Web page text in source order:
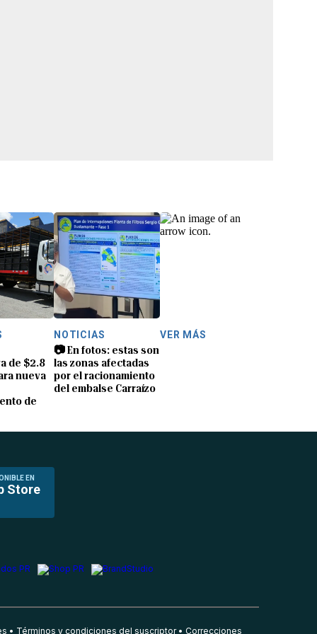
de $2.8
nueva
de
NOTICIAS
📷 En fotos: estas son
las zonas afectadas
por el racionamiento
del embalse Carraízo
VER MÁS
EN
Store
Términos y condiciones del suscriptor Correcciones